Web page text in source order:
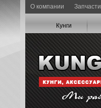
О компании Запчасти
Кунги